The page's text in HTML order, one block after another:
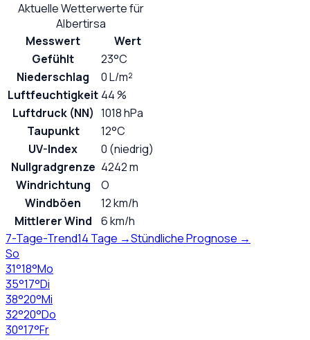
Aktuelle Wetterwerte für
Albertirsa
Messwert
Wert
Gefühlt
23°C
Niederschlag
0 L/m²
Luftfeuchtigkeit 44 %
Luftdruck (NN) 1018 hPa
Taupunkt
12°C
UV-Index
0 (niedrig)
Nullgradgrenze 4242 m
Windrichtung
O
Windböen
12 km/h
Mittlerer Wind
6 km/h
7-Tage-Trend14 Tage →Stündliche Prognose →
So
31°18°Mo
35°17°Di
38°20°Mi
32°20°Do
30°17°Fr